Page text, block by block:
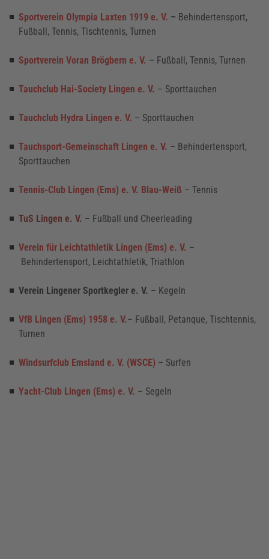
Sportverein Olympia Laxten 1919 e. V. – Behindertensport,
Fußball, Tennis, Tischtennis, Turnen
Sportverein Voran Brögbern e. V. – Fußball, Tennis, Turnen
Tauchclub Hai-Society Lingen e. V. – Sporttauchen
Tauchclub Hydra Lingen e. V. – Sporttauchen
Tauchsport-Gemeinschaft Lingen e. V. – Behindertensport,
Sporttauchen
Tennis-Club Lingen (Ems) e. V. Blau-Weiß – Tennis
TuS Lingen e. V. – Fußball und Cheerleading
Verein für Leichtathletik Lingen (Ems) e. V. –
Behindertensport, Leichtathletik, Triathlon
Verein Lingener Sportkegler e. V. – Kegeln
VfB Lingen (Ems) 1958 e. V.– Fußball, Petanque, Tischtennis,
Turnen
Windsurfclub Emsland e. V. (WSCE) – Surfen
Yacht-Club Lingen (Ems) e. V. – Segeln